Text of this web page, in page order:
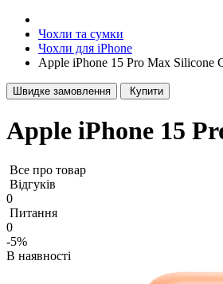
Чохли та сумки
Чохли для iPhone
Apple iPhone 15 Pro Max Silicone
Швидке замовлення Купити
Apple iPhone 15
Все про товар
Відгуків
0
Питання
0
-5%
В наявності